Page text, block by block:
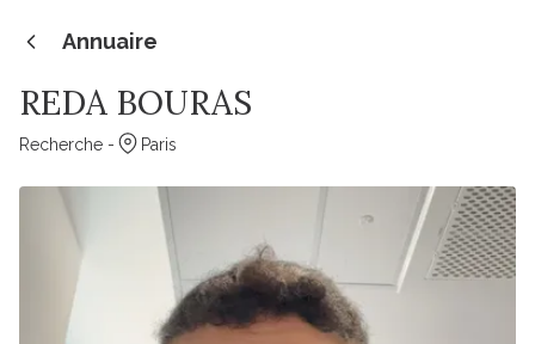
Annuaire
REDA BOURAS
Recherche - Paris